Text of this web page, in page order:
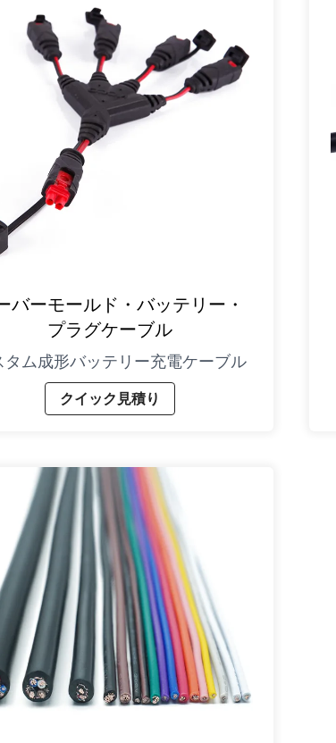
バーモールド・バッテリー・
プラグケーブル
タム成形バッテリー充電ケーブル
クイック見積り